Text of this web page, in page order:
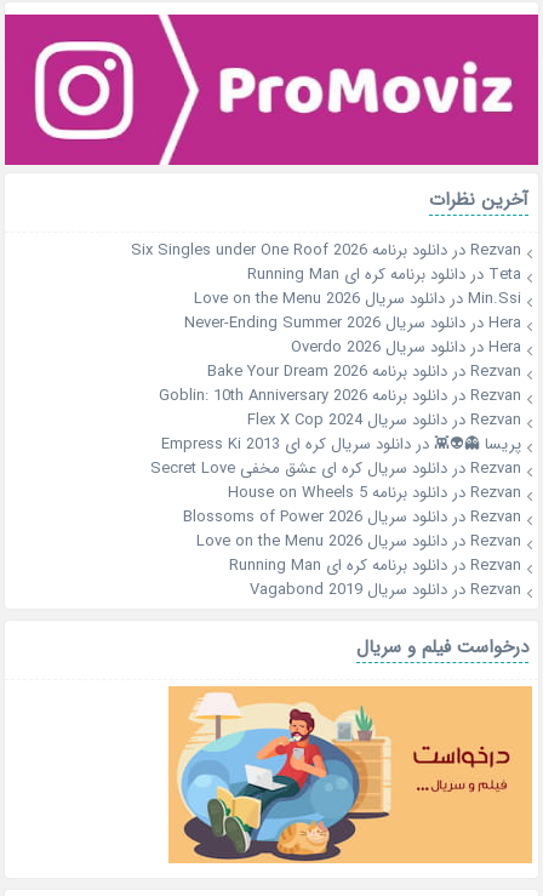
آخرین نظرات
Rezvanدردانلود برنامه Six Singles under One Roof 2026
Teta دردانلود برنامه کره ای Running Man
Min.Ssiدردانلود سریال Love on the Menu 2026
Heraدردانلود سریال Never-Ending Summer 2026
Heraدردانلود سریال Overdo 2026
Rezvanدردانلود برنامه Bake Your Dream 2026
Rezvanدردانلود برنامه Goblin: 10th Anniversary 2026
Rezvanدردانلود سریال Flex X Cop 2024
پریسا 👻👽👾دردانلود سریال کره ای Empress Ki 2013
Rezvanدردانلود سریال کره ای عشق مخفی Secret Love
Rezvanدردانلود برنامه House on Wheels 5
Rezvanدردانلود سریال Blossoms of Power 2026
Rezvanدردانلود سریال Love on the Menu 2026
Rezvanدردانلود برنامه کره ای Running Man
Rezvanدردانلود سریال Vagabond 2019
درخواست فیلم و سریال